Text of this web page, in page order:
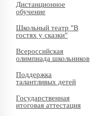
Дистанционное
обучение
Школьный театр "В
гостях у сказки"
Всероссийская
олимпиада школьников
Поддержка
талантливых детей
Государственная
итоговая аттестация